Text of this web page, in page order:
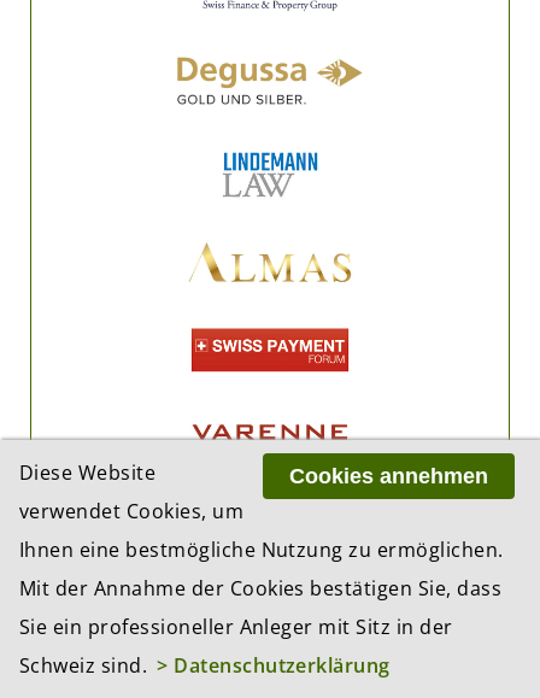
Cookies annehmen
Diese Website
verwendet Cookies, um
Ihnen eine bestmögliche Nutzung zu ermöglichen.
Mit der Annahme der Cookies bestätigen Sie, dass
Sie ein professioneller Anleger mit Sitz in der
Schweiz sind. > Datenschutzerklärung